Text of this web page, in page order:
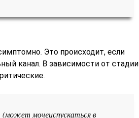
Это происходит, если
канал. В зависимости от стадии
мочеиспускаться в